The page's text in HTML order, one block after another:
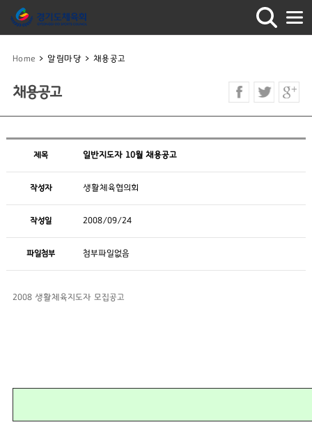
Home > 알림마당 > 채용공고
채용공고
제목 일반지도자 10월 채용공고
작성자 생활체육협의회
작성일 2008/09/24
파일첨부 첨부파일없음
2008 생활체육지도자 모집공고